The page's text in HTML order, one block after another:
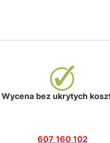
Wycena bez ukrytych
607 160 102